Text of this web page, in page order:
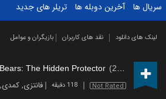
سریال ها
آخرین دوبله ها تریلر های جدید
لینک های دانلود نقد های کاربران بازیگران و عوامل
The Hidden Protector (2026)
Not Rated 118 دقیقه فانتزی,کمدی,